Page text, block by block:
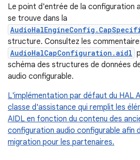
Le point d'entrée de la configuration
se trouve dans la
structure. Consultez les
AudioHalCapConfiguration.aidl
schéma des structures de données
audio configurable.
L'implémentation par défaut du HAL
classe d'assistance qui remplit les
AIDL en fonction du contenu des
configuration audio configurable afin
migration pour les partenaires.